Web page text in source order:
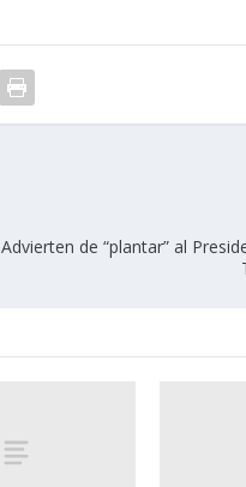
Advierten de “plantar” al